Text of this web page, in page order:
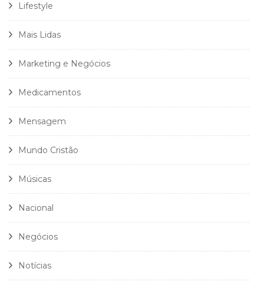
Lifestyle
Mais Lidas
Marketing e Negócios
Medicamentos
Mensagem
Mundo Cristão
Músicas
Nacional
Negócios
Notícias